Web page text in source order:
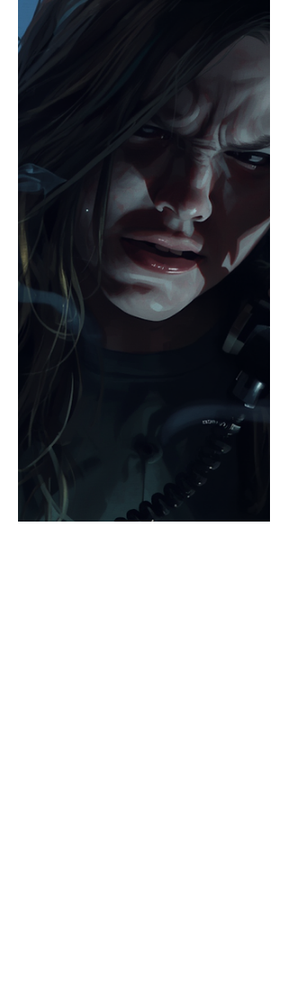
Nach einer kleinen Exkursion zur
instrumentellen Transkommunikation
kamen wir darauf zu sprechen, wo sich
so eine bewusste Zusammenarbeit mit
der geistigen Welt hinentwickeln kann.
Manche Menschen können sich ja ewig
mittels ITK austoben, was natürlich klar
ist, wenn es ihre Berufung ist. Ich für
meinen Teil habe mich zwar auch recht
ausgiebig mit dieser Technik
beschäftigt, hatte aber irgendwann das
Gefühl, das ich hier irgendwie auf der
Stelle trete und auch an die Grenze m